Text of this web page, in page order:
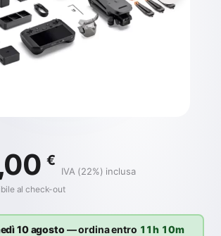
€
IVA (22%) inclusa
al check-out
10 agosto— ordina entro 11h 10m